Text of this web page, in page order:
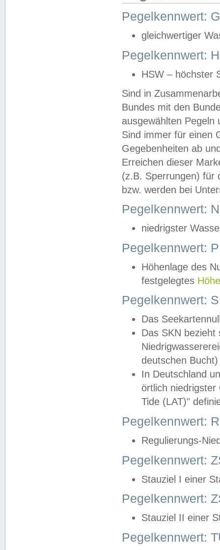
Pegelkennwert:
gleichwertiger
Pegelkennwert:
HSW – höchster
Sind in
Bundes mit den
ausgewählten
Sind immer für einen
Gegebenheiten ab
Erreichen dieser
(z.B. Sperrungen) für
bzw. werden bei
Pegelkennwert:
niedrigster
Pegelkennwert:
Höhenlage des
festgelegtes
Pegelkennwert:
Das
Das SKN
deutschen
In Deutschland
örtlich
Tide (LAT)"
Pegelkennwert:
Regulierungs-
Pegelkennwert:
Stauziel I einer
Pegelkennwert:
Stauziel II einer
Pegelkennwert: